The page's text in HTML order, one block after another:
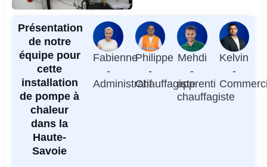
Présentation
de notre
équipe pour
cette
installation
de pompe à
chaleur
dans la
Haute-
Savoie
Fabienne
-
Administratif
Philippe
-
Chauffagiste
Mehdi
-
apprenti
chauffagiste
Kelvin
-